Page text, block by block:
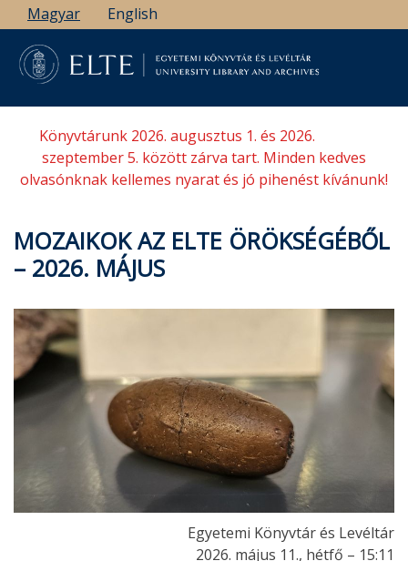
Ugrás
a
tartalomra
Magyar English
Könyvtárunk 2026. augusztus 1. és 2026.
szeptember 5. között zárva tart. Minden kedves
olvasónknak kellemes nyarat és jó pihenést kívánunk!
MOZAIKOK AZ ELTE ÖRÖKSÉGÉBŐL
– 2026. MÁJUS
Egyetemi Könyvtár és Levéltár
2026. május 11., hétfő – 15:11